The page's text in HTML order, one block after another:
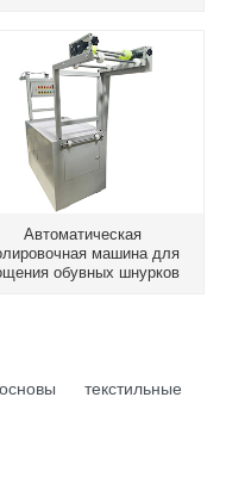
Автоматическая
машина для
обувных шнурков
текстильные